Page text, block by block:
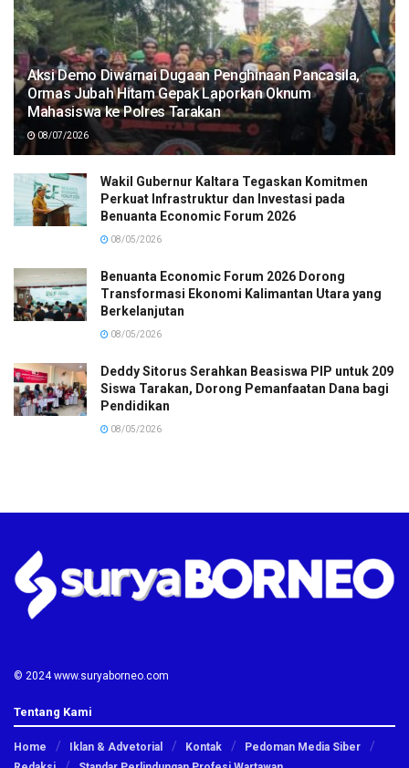
Aksi Demo Diwarnai Dugaan Penghinaan Pancasila,
Ormas Jubah Hitam Gepak Laporkan Oknum
Mahasiswa ke Polres Tarakan
08/07/2026
Wakil Gubernur Kaltara Tegaskan Komitmen
Perkuat Infrastruktur dan Investasi pada
Benuanta Economic Forum 2026
08/05/2026
Benuanta Economic Forum 2026 Dorong
Transformasi Ekonomi Kalimantan Utara yang
Berkelanjutan
08/05/2026
Deddy Sitorus Serahkan Beasiswa PIP untuk 209
Siswa Tarakan, Dorong Pemanfaatan Dana bagi
Pendidikan
08/05/2026
© 2024 www.suryaborneo.com
Tentang Kami
Home Iklan & Advetorial Kontak
Pedoman Media Siber